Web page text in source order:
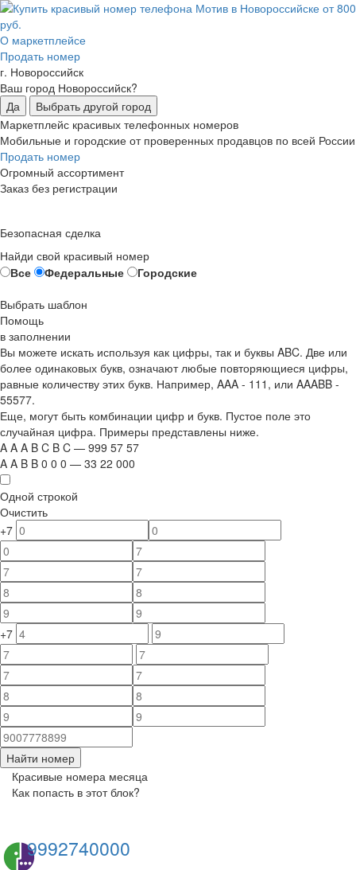
О маркетплейсе
Продать номер
г. Новороссийск
Ваш город Новороссийск?
Да
Выбрать другой город
Маркетплейс красивых телефонных номеров
Мобильные и городские от проверенных продавцов по всей России
Продать номер
Огромный ассортимент
Заказ без регистрации
Безопасная сделка
Найди свой красивый номер
Все
Федеральные
Городские
Выбрать шаблон
Помощь
в заполнении
Вы можете искать используя как цифры, так и буквы ABC. Две или
более одинаковых букв, означают любые повторяющиеся цифры,
равные количеству этих букв. Например, AAA - 111 , или AAABB -
55577.
Еще, могут быть комбинации цифр и букв. Пустое поле это
случайная цифра. Примеры представлены ниже.
A A A B C B C — 999 57 57
A A B B 0 0 0 — 33 22 000
Одной строкой
Очистить
+7
+7
Найти номер
Красивые номера месяца
Как попасть в этот блок?
9992740000